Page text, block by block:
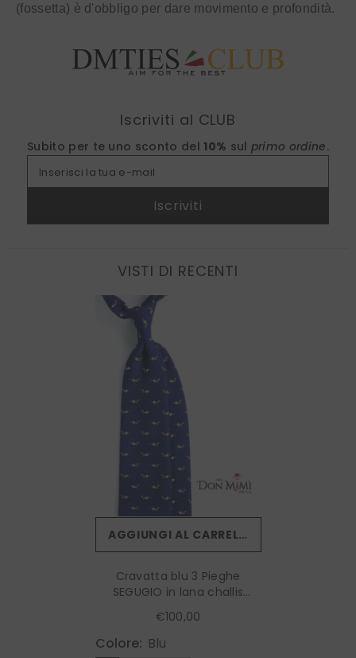
(fossetta) è d'obbligo per dare movimento e profondità.
Iscriviti al CLUB
Subito per te uno sconto del 10% sul primo ordine.
Inserisci la tua e-mail
Iscriviti
VISTI DI RECENTI
AGGIUNGI AL CARRELLO
Cravatta blu 3 Pieghe
SEGUGIO in lana challis
€100,00
Colore: Blu